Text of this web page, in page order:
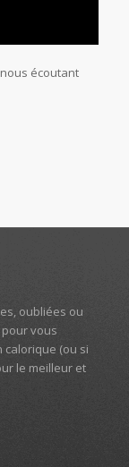
écoutant
oubliées ou
vous
(ou si
le meilleur et